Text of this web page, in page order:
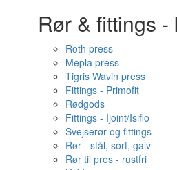
Rør & fittings
Roth press
Mepla press
Tigris Wavin press
Fittings - Primofit
Rødgods
Fittings - Ijoint/Isiflo
Svejserør og fittings
Rør - stål, sort, galv
Rør til pres - rustfri